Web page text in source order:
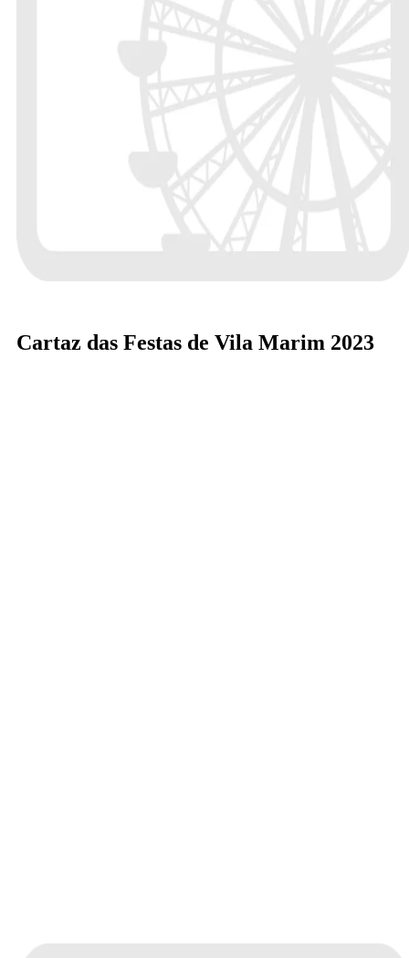
Cartaz das Festas de Vila Marim 2023